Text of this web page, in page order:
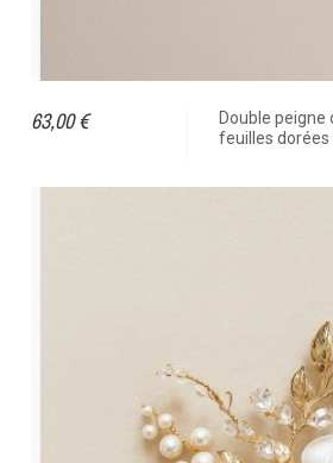
Double peigne
feuilles dorées
63,00 €